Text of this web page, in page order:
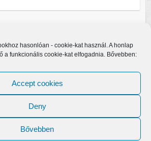
hasonlóan - cookie-kat használ. A honlap
a funkcionális cookie-kat elfogadnia. Bővebben:
Accept cookies
Deny
Bővebben
. A sablont készítette: